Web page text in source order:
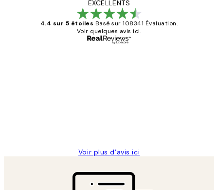
EXCELLENTS
4.4 sur 5 étoiles Basé sur 108341 Évaluation.
Voir quelques avis ici.
Voir plus d’avis ici